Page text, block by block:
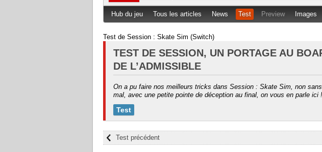
Hub du jeu Tous les articles News Test Preview Images
Test de Session : Skate Sim (Switch)
TEST DE SESSION, UN PORTAGE AU
DE L’ADMISSIBLE
On a pu faire nos meilleurs tricks dans Session : Skate Sim, non sans
mal, avec une petite pointe de déception au final, on vous en parle ici !
Test
Test précédent